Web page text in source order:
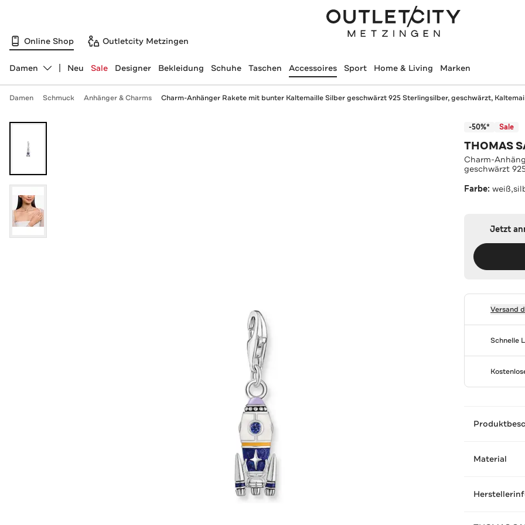
Online Shop Outletcity Metzingen
Abteilung ändern, ausgewählt:
Damen Neu Sale Designer Bekleidung Schuhe Taschen Accessoires Sport Home & Living Marken
Damen Schmuck Anhänger & Charms Charm-Anhänger Rakete mit bunter Kaltemaille Silber geschwärzt 925 Sterlingsilber, geschwärzt,
-50%* Sale
THOMAS
Charm-
geschwärzt
Farbe:
Jetzt
Versand
Schnelle
Material